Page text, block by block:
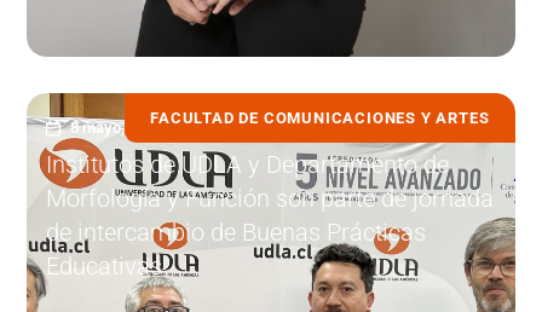
FACULTAD DE COMUNICACIONES Y ARTES
8 mayo, 2023
Institutos de UDLA y Departamento de
Morfología y Función son parte de jornada
de intercambio de Buenas Prácticas
Educativas